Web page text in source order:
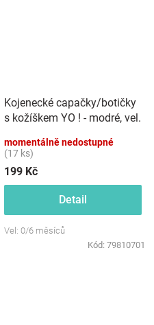
Kojenecké capačky/botičky
s kožíškem YO ! - modré, vel.
momentálně nedostupné
(17 ks)
199 Kč
Detail
Vel: 0/6 měsíců
Kód: 79810701